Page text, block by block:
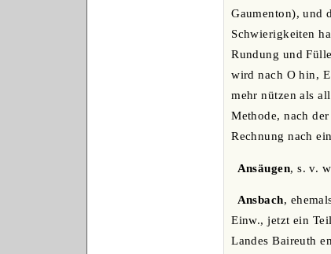
Gaumenton), und
Schwierigkeiten
Rundung und
wird nach O hin,
mehr nützen als
Methode, nach
Rechnung nach
Ansäugen, s. v.
Ansbach,
Einw., jetzt ein
Landes Baireuth